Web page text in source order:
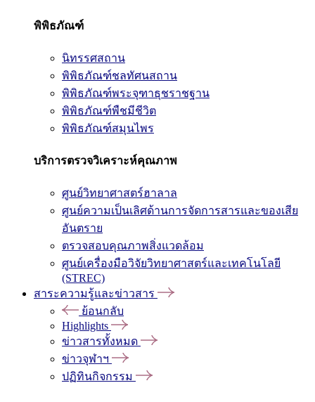
พิพิธภัณฑ์
นิทรรศสถาน
พิพิธภัณฑ์ชลทัศนสถาน
พิพิธภัณฑ์พระจุฑาธุชราชฐาน
พิพิธภัณฑ์พืชมีชีวิต
พิพิธภัณฑ์สมุนไพร
บริการตรวจวิเคราะห์คุณภาพ
ศูนย์วิทยาศาสตร์ฮาลาล
ศูนย์ความเป็นเลิศด้านการจัดการสารและของเสีย
อันตราย
ตรวจสอบคุณภาพสิ่งแวดล้อม
ศูนย์เครื่องมือวิจัยวิทยาศาสตร์และเทคโนโลยี
(STREC)
สาระความรู้และข่าวสาร
ย้อนกลับ
Highlights
ข่าวสารทั้งหมด
ข่าวจุฬาฯ
ปฏิทินกิจกรรม